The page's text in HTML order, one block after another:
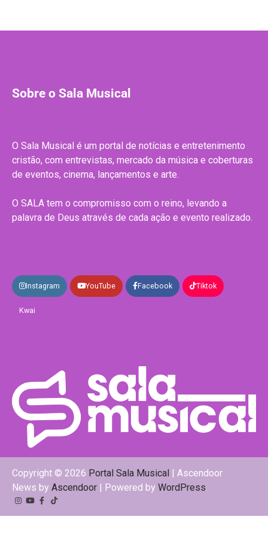
Sobre o Sala Musical
O Sala Musical é um portal de notícias e entretenimento
cristão, com entrevistas, mercado da música e coberturas
de eventos, cinema, lançamentos e arte.
O SALA tem o compromisso com o reino, levando a
palavra de Deus através de cada ação e evento realizado.
Instagram YouTube Facebook Tiktok
Kwai
Copyright © 2026 Portal Sala Musical | Ascendoor
News by Ascendoor | Powered by WordPress
Instagram
YouTube
Facebook
Tiktok